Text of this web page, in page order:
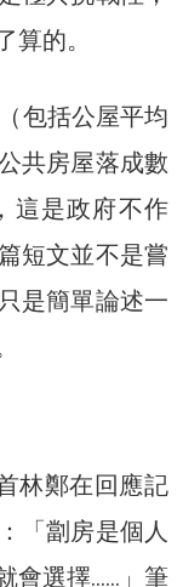
的。
包括公屋平均
共房屋落成數
這是政府不作
短文並不是嘗
是簡單論述一
林鄭在回應記
「劏房是個人
會選擇……」筆